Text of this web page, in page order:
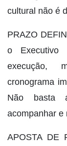
cultural não é
PRAZO
o Executivo
execução,
cronograma
Não basta
acompanhar e
APOSTA DE